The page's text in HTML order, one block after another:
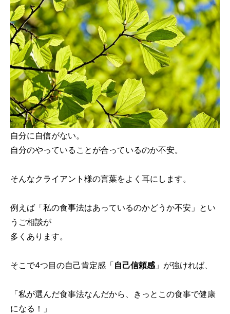
自分に自信がない。
自分のやっていることが合っているのか不安。
そんなクライアント様の言葉をよく耳にします。
例えば「私の食事法はあっているのかどうか不安」とい
うご相談が
多くあります。
そこで4つ目の自己肯定感「自己信頼感 」が強ければ、
「私が選んだ食事法なんだから、きっとこの食事で健康
になる！」